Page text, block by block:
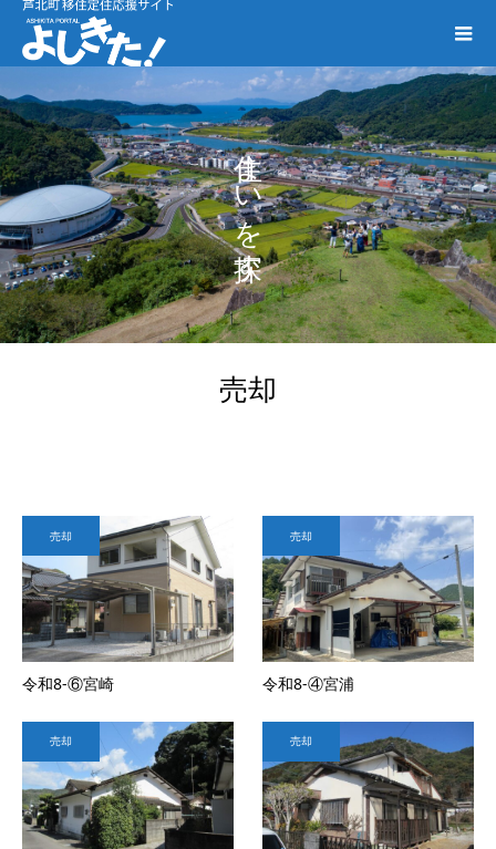
住まいを探す
売却
売却
令和8-⑥宮崎
売却
令和8-④宮浦
売却 売却